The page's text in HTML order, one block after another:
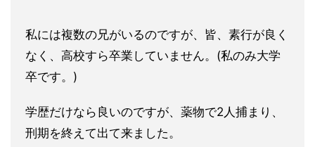
私には複数の兄がいるのですが、皆、素行が良く
なく、高校すら卒業していません。(私のみ大学
卒です。)
学歴だけなら良いのですが、薬物で2人捕まり、
刑期を終えて出て来ました。